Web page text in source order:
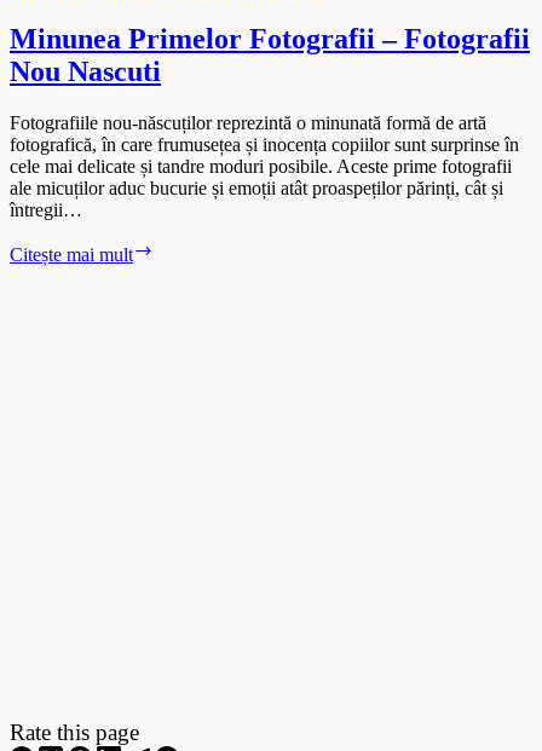
Minunea Primelor Fotografii – Fotografii
Nou Nascuti
Fotografiile nou-născuților reprezintă o minunată formă de artă
fotografică, în care frumusețea și inocența copiilor sunt surprinse în
cele mai delicate și tandre moduri posibile. Aceste prime fotografii
ale micuților aduc bucurie și emoții atât proaspeților părinți, cât și
întregii…
Citește mai mult
Rate this page